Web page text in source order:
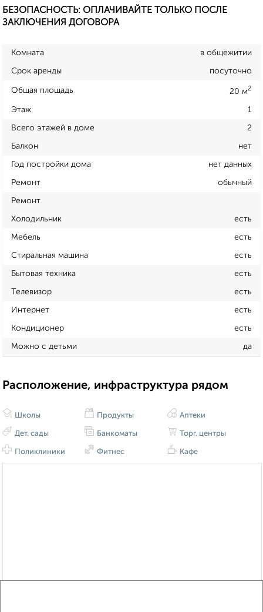
БЕЗОПАСНОСТЬ: ОПЛАЧИВАЙТЕ ТОЛЬКО ПОСЛЕ
ЗАКЛЮЧЕНИЯ ДОГОВОРА
Комната в общежитии
Срок аренды посуточно
Общая площадь 20 м2
Этаж 1
Всего этажей в доме 2
Балкон нет
Год постройки дома нет данных
Ремонт обычный
Ремонт
Холодильник есть
Мебель есть
Стиральная машина есть
Бытовая техника есть
Телевизор есть
Интернет есть
Кондиционер есть
Можно с детьми да
Расположение, инфраструктура рядом
Школы
Дет. сады
Поликлиники
Продукты
Банкоматы
Фитнес
Аптеки
Торг. центры
Кафе